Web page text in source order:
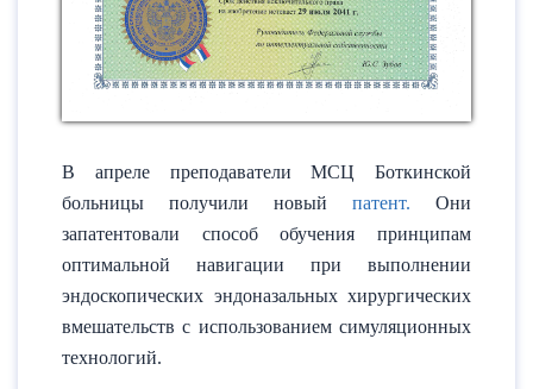
В апреле преподаватели МСЦ Боткинской
больницы получили новый патент. Они
запатентовали способ обучения принципам
оптимальной навигации при выполнении
эндоскопических эндоназальных хирургических
вмешательств с использованием симуляционных
технологий.